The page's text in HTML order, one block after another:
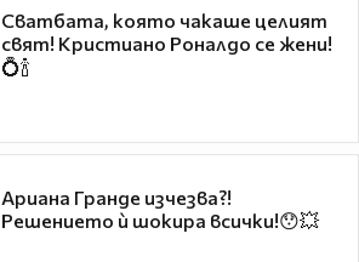
Сватбата, която чакаше целият
свят! Кристиано Роналдо се жени!
💍🍾
Ариана Гранде изчезва?!
Решението ѝ шокира всички!😯💥